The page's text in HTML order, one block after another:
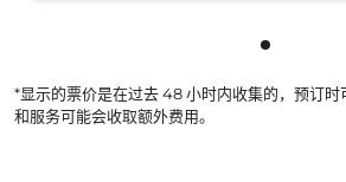
显示
*显示的票价是在过去 48 小时内收集的，预订时
和服务可能会收取额外费用。